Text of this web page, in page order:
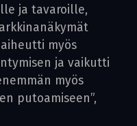
ja tavaroille,
myös
ja vaikutti
myös
putoamiseen”,